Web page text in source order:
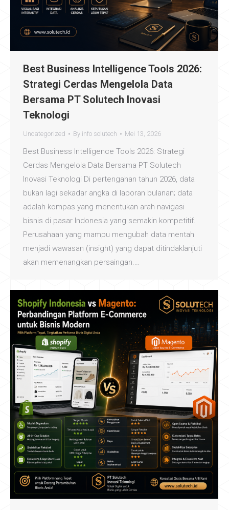
Best Business Intelligence Tools 2026:
Strategi Cerdas Mengelola Data
Bersama PT Solutech Inovasi
Teknologi
Uncategorized By info solutech Mei 13, 2026
Best Business Intelligence Tools 2026: Strategi
Cerdas Mengelola Data Bersama PT Solutech
Inovasi Teknologi Di pertengahan tahun 2026, data
bukan lagi sekadar angka di laporan bulanan; data
adalah kompas yang menentukan arah navigasi
bisnis di pasar Indonesia yang semakin kompetitif.
Perusahaan yang mampu mengubah data mentah
menjadi wawasan (insight) yang dapat ditindaklanjuti
akan memenangkan persaingan.…